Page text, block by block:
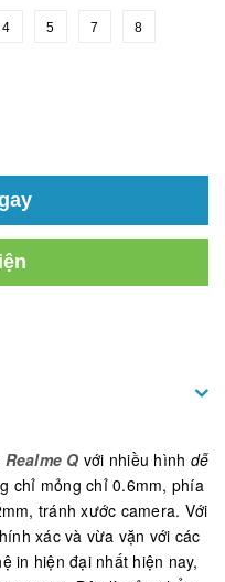
4 5 7 8
Realme Q với nhiều hình dễ
chỉ mỏng chỉ 0.6mm, phía
tránh xước camera. Với
xác và vừa vặn với các
in hiện đại nhất hiện nay,